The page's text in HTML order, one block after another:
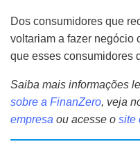
Dos consumidores que
voltariam a fazer negócio
que esses consumidores
Saiba mais informações
sobre a FinanZero, veja
empresa ou acesse o site